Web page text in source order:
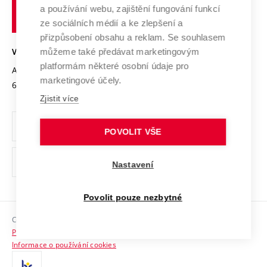
Transfer znalostí
Open Science
Projekty
Projekty ze strukturálních fondů
Specifický výzkum
Mezinárodní dohody
Univerzitní sítě
Podnikavá univerzita / ContriBUTe
Bezpečná univerzita
Vyznamenání
Organizační struktura
Ochrana osobních údajů
odkaz)
Sociální bezpečí
HR Award
technické
VYSOKÉ UČENÍ TECHNICKÉ V BRNĚ
Antonínská 548/1
602 00 Brno
www.vut.cz
vut@vutbr.cz
Copyright © 2026 VUT
Prohlášení o přístupnosti
Informace o používání cookies
a používání webu, zajištění fungování funkcí
ze sociálních médií a ke zlepšení a
přizpůsobení obsahu a reklam. Se souhlasem
můžeme také předávat marketingovým
platformám některé osobní údaje pro
marketingové účely.
Zjistit více
POVOLIT VŠE
Nastavení
Povolit pouze nezbytné